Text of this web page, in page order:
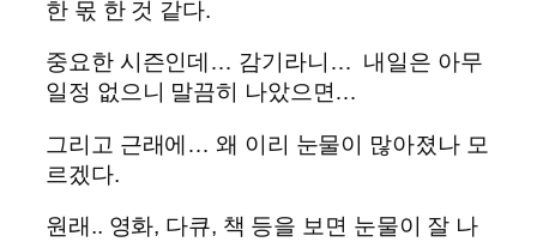
한 몫 한 것 같다.
중요한 시즌인데… 감기라니… 내일은 아무
일정 없으니 말끔히 나았으면…
그리고 근래에… 왜 이리 눈물이 많아졌나 모
르겠다.
원래.. 영화, 다큐, 책 등을 보면 눈물이 잘 나